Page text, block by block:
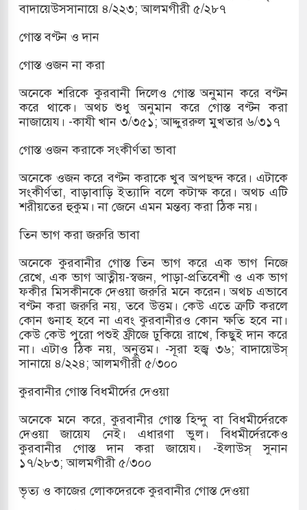
বাদায়েউসসানায়ে ৪/২২৩; আলমগীরী ৫/২৮৭
গোস্ত বণ্টন ও দান
গোস্ত ওজন না করা
অনেকে শরিকে কুরবানী দিলেও গোস্ত অনুমান করে বণ্টন
করে থাকে। অথচ শুধু অনুমান করে গোস্ত বণ্টন করা
নাজায়েয। -কাযী খান ৩/৩৫১; আদ্দুররুল মুখতার ৬/৩১৭
গোস্ত ওজন করাকে সংকীর্ণতা ভাবা
অনেকে ওজন করে বণ্টন করাকে খুব অপছন্দ করে। এটাকে
সংকীর্ণতা, বাড়াবাড়ি ইত্যাদি বলে কটাক্ষ করে। অথচ এটি
শরীয়তের হুকুম। না জেনে এমন মন্তব্য করা ঠিক নয়।
তিন ভাগ করা জরুরি ভাবা
অনেকে কুরবানীর গোস্ত তিন ভাগ করে এক ভাগ নিজে
রেখে, এক ভাগ আত্নীয়-স্বজন, পাড়া-প্রতিবেশী ও এক ভাগ
ফকীর মিসকীনকে দেওয়া জরুরি মনে করেন। অথচ এভাবে
বণ্টন করা জরুরি নয়, তবে উত্তম। কেউ এতে ত্রুটি করলে
কোন গুনাহ হবে না এবং কুরবানীরও কোন ক্ষতি হবে না।
কেউ কেউ পুরো পশুই ফ্রীজে ঢুকিয়ে রাখে, কিছুই দান করে
না। এটাও ঠিক নয়, অনুত্তম। -সূরা হজ্ব ৩৬; বাদায়েউস্
সানায়ে ৪/২২৪; আলমগীরী ৫/৩০০
কুরবানীর গোস্ত বিধমীর্দের দেওয়া
অনেকে মনে করে, কুরবানীর গোস্ত হিন্দু বা বিধমীর্দেরকে
দেওয়া জায়েয নেই। এধারণা ভুল। বিধমীর্দেরকেও
কুরবানীর গোস্ত দান করা জায়েয। -ইলাউস্ সুনান
১৭/২৮৩; আলমগীরী ৫/৩০০
ভৃত্য ও কাজের লোকদেরকে কুরবানীর গোস্ত দেওয়া